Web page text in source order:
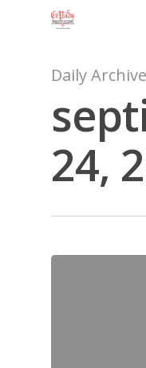
Daily
24,